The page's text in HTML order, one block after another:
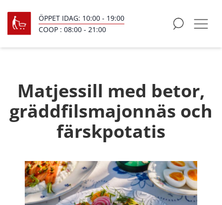
ÖPPET IDAG: 10:00 - 19:00
COOP : 08:00 - 21:00
Matjessill med betor,
gräddfilsmajonnäs och
färskpotatis